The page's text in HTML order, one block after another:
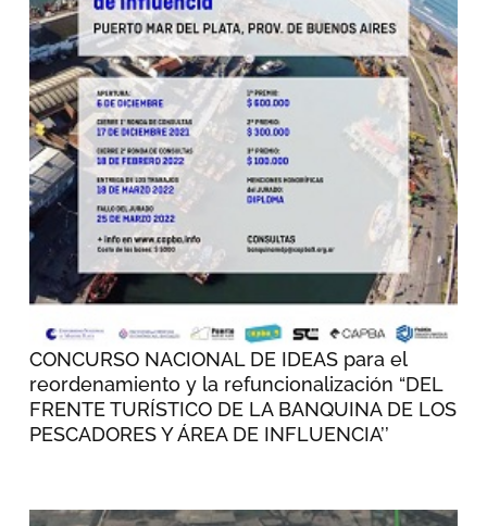
CONCURSO NACIONAL DE IDEAS para el
reordenamiento y la refuncionalización “DEL
FRENTE TURÍSTICO DE LA BANQUINA DE LOS
PESCADORES Y ÁREA DE INFLUENCIA’’